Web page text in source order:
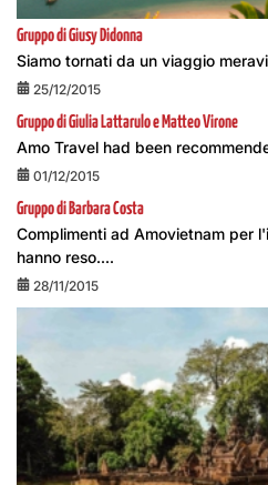
Gruppo di Giusy Didonna
Siamo tornati da un viaggio
25/12/2015
Gruppo di Giulia Lattarulo e Matteo Virone
Amo Travel had been
01/12/2015
Gruppo di Barbara Costa
Complimenti ad Amovietnam per
hanno reso....
28/11/2015